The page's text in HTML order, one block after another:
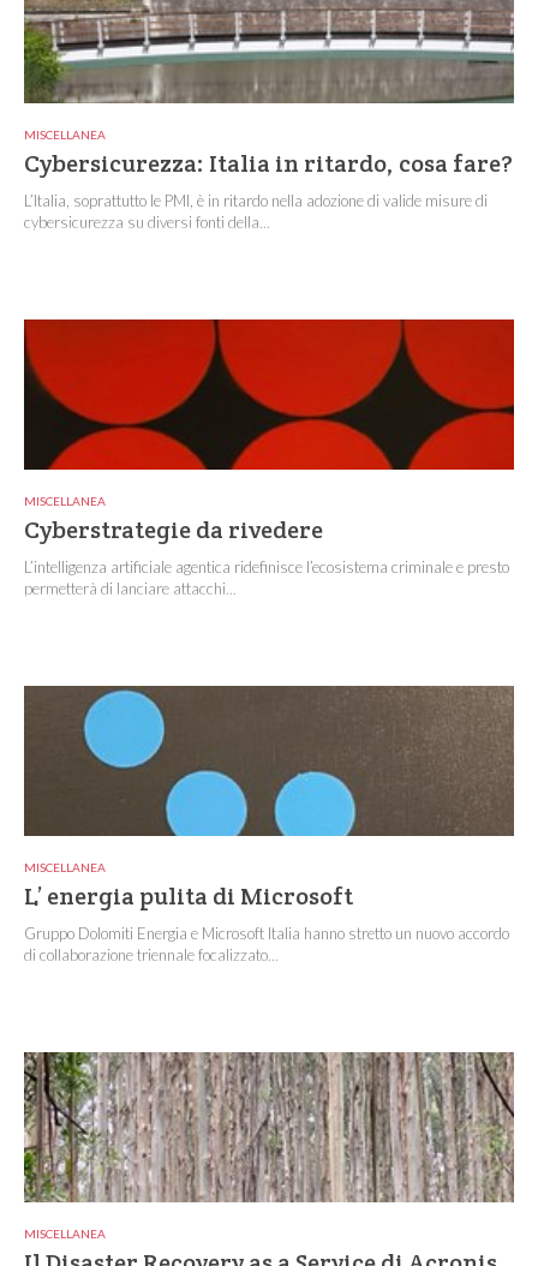
MISCELLANEA
Cybersicurezza: Italia in ritardo, cosa fare?
L’Italia, soprattutto le PMI, è in ritardo nella adozione di valide misure di
cybersicurezza su diversi fonti della...
MISCELLANEA
Cyberstrategie da rivedere
L’intelligenza artificiale agentica ridefinisce l’ecosistema criminale e presto
permetterà di lanciare attacchi...
MISCELLANEA
L’ energia pulita di Microsoft
Gruppo Dolomiti Energia e Microsoft Italia hanno stretto un nuovo accordo
di collaborazione triennale focalizzato...
MISCELLANEA